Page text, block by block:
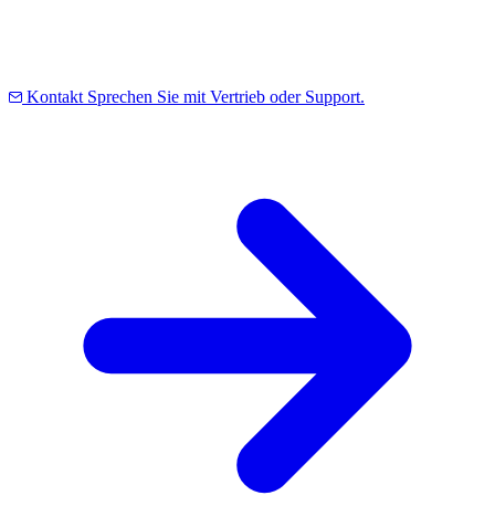
Kontakt Sprechen Sie mit Vertrieb oder Support.